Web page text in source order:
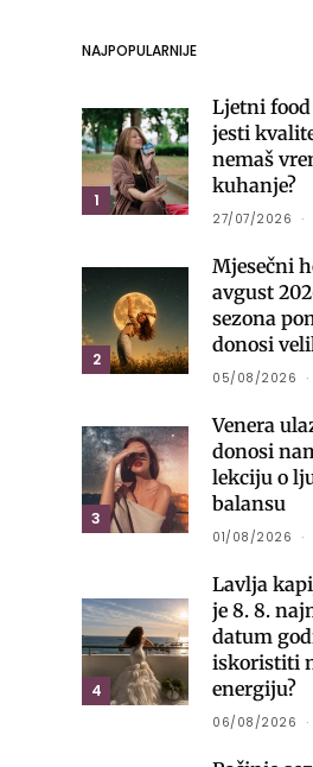
NAJPOPULARNIJE
1
Ljetni
jesti
nemaš
kuhanje?
27/07/2026
2
Mjesečni
avgust
sezona
donosi
05/08/2026
3
Venera
donosi
lekciju o
balansu
01/08/2026
4
Lavlja
je 8. 8.
datum
iskoristiti
energiju?
06/08/2026